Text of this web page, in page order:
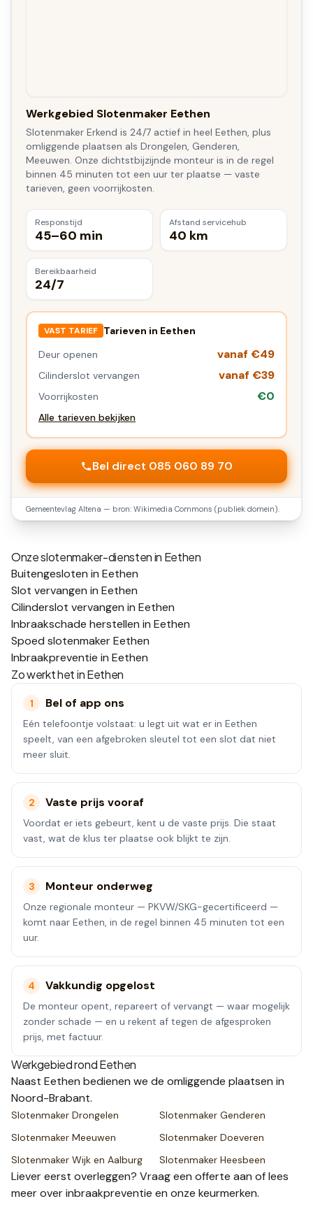
Werkgebied Slotenmaker Eethen
Slotenmaker Erkend is 24/7 actief in heel Eethen, plus
omliggende plaatsen als Drongelen, Genderen,
Meeuwen. Onze dichtstbijzijnde monteur is in de regel
binnen 45 minuten tot een uur ter plaatse — vaste
tarieven, geen voorrijkosten.
Responstijd
45–60 min
Afstand servicehub
40 km
Bereikbaarheid
24/7
VAST TARIEF Tarieven in Eethen
Deur openen
vanaf €49
Cilinderslot vervangen vanaf €39
Voorrijkosten €0
Alle tarieven bekijken
Bel direct 085 060 89 70
Gemeentevlag Altena — bron: Wikimedia Commons (publiek domein).
Onze slotenmaker-diensten in Eethen
Buitengesloten in Eethen
Slot vervangen in Eethen
Cilinderslot vervangen in Eethen
Inbraakschade herstellen in Eethen
Spoed slotenmaker Eethen
Inbraakpreventie in Eethen
Zo werkt het inEethen
1 Bel of app ons
Eén telefoontje volstaat: u legt uit wat er in Eethen
speelt, van een afgebroken sleutel tot een slot dat niet
meer sluit.
2 Vaste prijs vooraf
Voordat er iets gebeurt, kent u de vaste prijs. Die staat
vast, wat de klus ter plaatse ook blijkt te zijn.
3 Monteur onderweg
Onze regionale monteur — PKVW/SKG-gecertificeerd —
komt naar Eethen, in de regel binnen 45 minuten tot een
uur.
4 Vakkundig opgelost
De monteur opent, repareert of vervangt — waar mogelijk
zonder schade — en u rekent af tegen de afgesproken
prijs, met factuur.
Werkgebied rondEethen
Naast Eethen bedienen we de omliggende plaatsen in
Noord-Brabant.
Slotenmaker Drongelen Slotenmaker Genderen
Slotenmaker Meeuwen Slotenmaker Doeveren
Slotenmaker Wijk en Aalburg Slotenmaker Heesbeen
Liever eerst overleggen? Vraag een offerte aan of lees
meer overinbraakpreventie en onze keurmerken.